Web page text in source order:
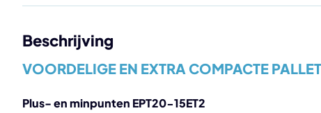
Beschrijving
VOORDELIGE EN EXTRA COMPACTE
Plus- en minpunten EPT20-15ET2